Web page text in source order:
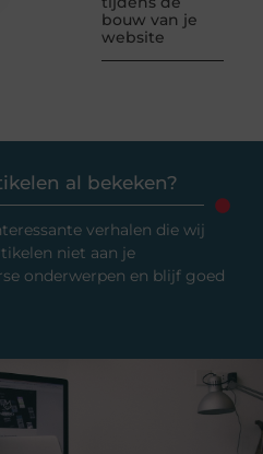
bouw van je
website
al bekeken?
verhalen die wij
niet aan je
onderwerpen en blijf goed